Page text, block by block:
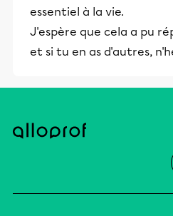
essentiel à la vie.
J'espère que cela a pu
et si tu en as d'autres,